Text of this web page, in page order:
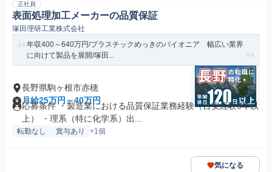
正社員
表面処理加工メーカーの品質保証
塚田理研工業株式会社
年収400～640万円/プラスチックめっきのパイオニア 幅広い業界
に向けて製品を展開/塚田...
長野県駒ヶ根市赤穂
月給25万円～40万円
応募条件 ・製造業における品質保証業務経験（目安経験5年以
上） ・理系（特に化学系）出...
転勤なし 賞与あり +1個
気になる